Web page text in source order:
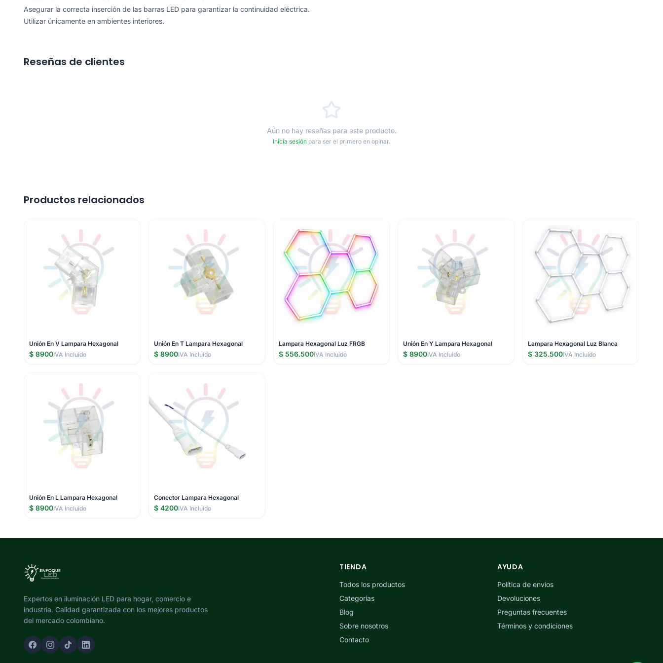
Asegurar la correcta inserción de las barras LED para garantizar la continuidad eléctrica.
Utilizar únicamente en ambientes interiores.
Reseñas de clientes
Aún no hay reseñas para este producto.
Inicia sesión para ser el primero en opinar.
Productos relacionados
Unión En V Lampara Hexagonal
$ 8900IVA Incluido
Unión En T Lampara Hexagonal
$ 8900IVA Incluido
Lampara Hexagonal Luz FRGB
$ 556.500IVA Incluido
Unión En Y Lampara Hexagonal
$ 8900IVA Incluido
Lampara Hexagonal Luz Blanca
$ 325.500IVA Incluido
Unión En L Lampara Hexagonal
$ 8900IVA Incluido
Conector Lampara Hexagonal
$ 4200IVA Incluido
Expertos en iluminación LED para hogar, comercio e
industria. Calidad garantizada con los mejores productos
del mercado colombiano.
TIENDA
Todos los productos
Categorías
Blog
Sobre nosotros
Contacto
AYUDA
Política de envíos
Devoluciones
Preguntas frecuentes
Términos y condiciones